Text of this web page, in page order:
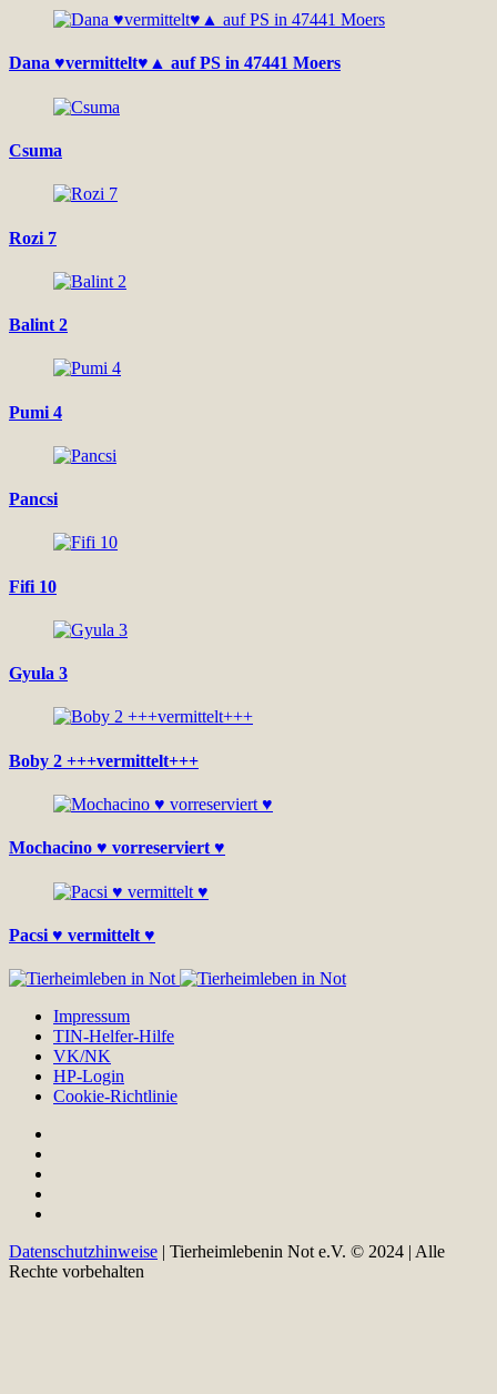
Dana ♥vermittelt♥▲ auf PS in 47441 Moers
Csuma
Rozi 7
Balint 2
Pumi 4
Pancsi
Fifi 10
Gyula 3
Boby 2 +++vermittelt+++
Mochacino ♥ vorreserviert ♥
Pacsi ♥ vermittelt ♥
Impressum
TIN-Helfer-Hilfe
VK/NK
HP-Login
Cookie-Richtlinie
Datenschutzhinweise | Tierheimlebenin Not e.V. © 2024 | Alle
Rechte vorbehalten